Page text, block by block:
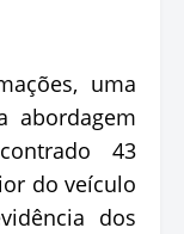
uma
abordagem
43
do veículo
dos